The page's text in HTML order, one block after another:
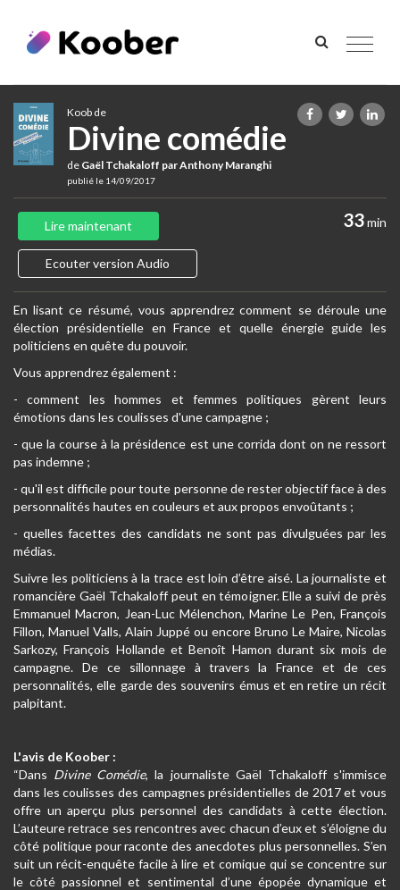
Toggle
Koob de
Divine comédie
de Gaël Tchakaloff par Anthony Maranghi
publié le 14/09/2017
33min
Lire maintenant
Ecouter version Audio
En lisant ce résumé, vous apprendrez comment se déroule une
élection présidentielle en France et quelle énergie guide les
politiciens en quête du pouvoir.
Vous apprendrez également :
- comment les hommes et femmes politiques gèrent leurs
émotions dans les coulisses d'une campagne ;
- que la course à la présidence est une corrida dont on ne ressort
pas indemne ;
- qu'il est difficile pour toute personne de rester objectif face à des
personnalités hautes en couleurs et aux propos envoûtants ;
- quelles facettes des candidats ne sont pas divulguées par les
médias.
Suivre les politiciens à la trace est loin d’être aisé. La journaliste et
romancière Gaël Tchakaloff peut en témoigner. Elle a suivi de près
Emmanuel Macron, Jean-Luc Mélenchon, Marine Le Pen, François
Fillon, Manuel Valls, Alain Juppé ou encore Bruno Le Maire, Nicolas
Sarkozy, François Hollande et Benoît Hamon durant six mois de
campagne. De ce sillonnage à travers la France et de ces
personnalités, elle garde des souvenirs émus et en retire un récit
palpitant.
L'avis de Koober :
“Dans Divine Comédie, la journaliste Gaël Tchakaloff s'immisce
dans les coulisses des campagnes présidentielles de 2017 et vous
offre un aperçu plus personnel des candidats à cette élection.
L’auteure retrace ses rencontres avec chacun d’eux et s’éloigne du
côté politique pour raconte des anecdotes plus personnelles. S’en
suit un récit-enquête facile à lire et comique qui se concentre sur
le côté passionnel et sentimental d’une épopée dynamique et